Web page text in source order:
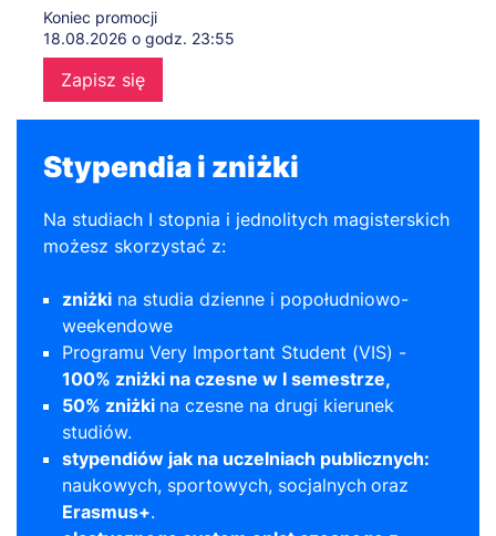
Koniec promocji
18.08.2026 o godz. 23:55
Zapisz się
Stypendia i zniżki
Na studiach I stopnia i jednolitych magisterskich
możesz skorzystać z:
zniżki na studia dzienne i popołudniowo-
weekendowe
Programu Very Important Student (VIS) -
100% zniżki na czesne w I semestrze,
50% zniżki na czesne na drugi kierunek
studiów.
stypendiów jak na uczelniach publicznych:
naukowych, sportowych, socjalnych oraz
Erasmus+.